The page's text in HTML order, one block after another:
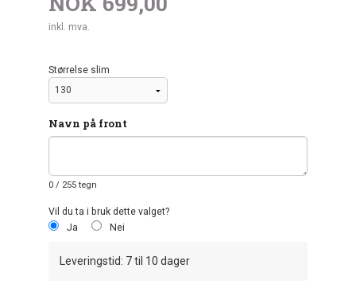
inkl. mva.
Størrelse slim
Navn på front
0 / 255 tegn
Vil du ta i bruk dette valget?
Ja
Nei
Leveringstid: 7 til 10 dager